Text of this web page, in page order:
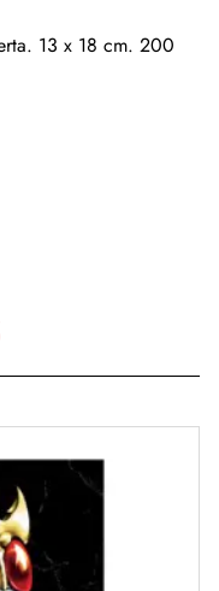
13 x 18 cm. 200